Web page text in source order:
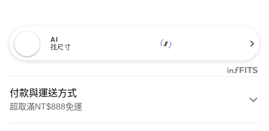
AI
找尺寸
付款與運送方式
超取滿NT$888免運